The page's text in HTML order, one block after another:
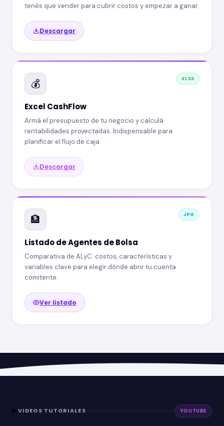
tenés que vender para cubrir costos y empezar a ganar.
Descargar
💰 XLSX
Excel CashFlow
Armá el presupuesto de tu negocio y calculá
rentabilidades proyectadas. Indispensable para
planificar el flujo de caja.
Descargar
🏦 JPG
Listado de Agentes de Bolsa
Comparativa de ALyC: costos, características y
variables clave para elegir dónde abrir tu cuenta
comitente.
Ver listado
VIDEOS TUTORIALES YOUTUBE